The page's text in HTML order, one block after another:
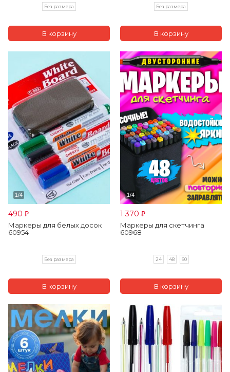
Без размера Без размера
490 ₽
Маркеры для белых досок
60954
Без размера
1 370 ₽
Маркеры для скетчинга
60968
24 48 60